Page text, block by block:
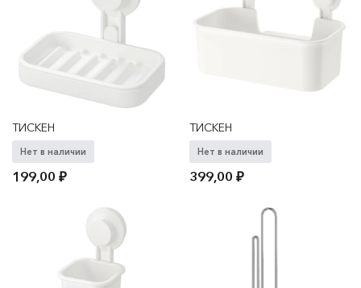
ТИСКЕН
Нет в наличии
199,00₽
ТИСКЕН
Нет в наличии
399,00₽